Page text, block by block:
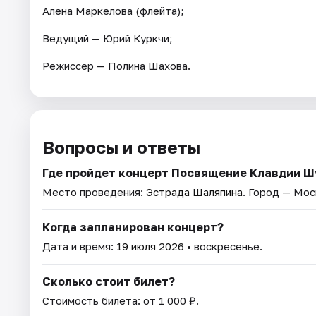
Алена Маркелова (флейта);
Ведущий — Юрий Куркчи;
Режиссер — Полина Шахова.
Вопросы и ответы
Где пройдет концерт Посвящение Клавдии
Место проведения: Эстрада Шаляпина. Город —
Когда запланирован концерт?
Дата и время: 19 июля 2026 • воскресенье.
Сколько стоит билет?
Стоимость билета: от 1 000 ₽.